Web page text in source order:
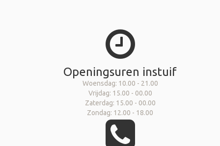
Openingsuren instuif
Woensdag: 10.00 - 21.00
Vrijdag: 15.00 - 00.00
Zaterdag: 15.00 - 00.00
Zondag: 12.00 - 18.00